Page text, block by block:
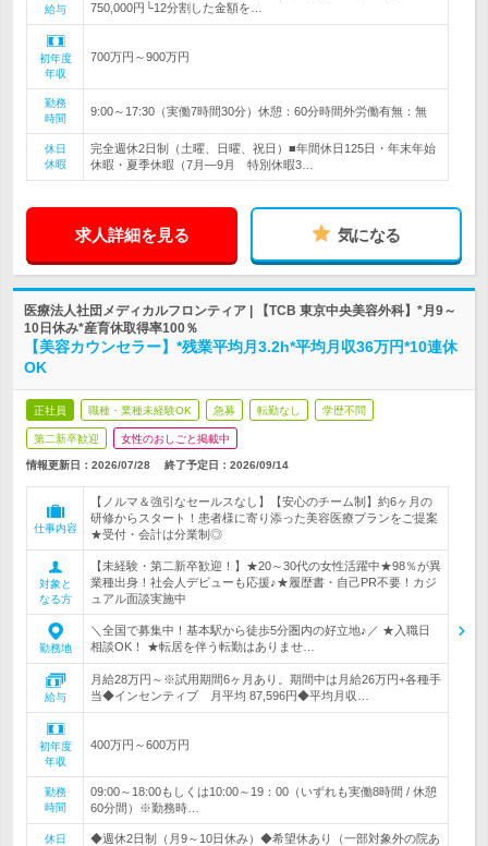
給与
750,000円└12分割した金額を…
初年度
年収
700万円～900万円
勤務
時間
9:00～17:30（実働7時間30分）休憩：60分時間外労働有無：無
休日
休暇
完全週休2日制（土曜、日曜、祝日）■年間休日125日・年末年始
休暇・夏季休暇（7月―9月 特別休暇3…
求人詳細を見る 気になる
医療法人社団メディカルフロンティア | 【TCB 東京中央美容外科】*月9～
10日休み*産育休取得率100％
【美容カウンセラー】*残業平均月3.2h*平均月収36万円*10連休
OK
正社員 職種・業種未経験OK 急募 転勤なし 学歴不問
第二新卒歓迎 女性のおしごと掲載中
情報更新日：2026/07/28 終了予定日： 2026/09/14
仕事内容
【ノルマ＆強引なセールスなし】【安心のチーム制】約6ヶ月の
研修からスタート！患者様に寄り添った美容医療プランをご提案
★受付・会計は分業制◎
対象と
なる方
【未経験・第二新卒歓迎！】★20～30代の女性活躍中★98％が異
業種出身！社会人デビューも応援♪★履歴書・自己PR不要！カジ
ュアル面談実施中
勤務地
＼全国で募集中！基本駅から徒歩5分圏内の好立地♪／ ★入職日
相談OK！ ★転居を伴う転勤はありませ…
給与
月給28万円～※試用期間6ヶ月あり。期間中は月給26万円+各種手
当◆インセンティブ 月平均 87,596円◆平均月収…
初年度
年収
400万円～600万円
勤務
時間
09:00～18:00もしくは10:00～19：00（いずれも実働8時間 / 休憩
60分間）※勤務時…
休日
◆週休2日制（月9～10日休み）◆希望休あり（一部対象外の院あ